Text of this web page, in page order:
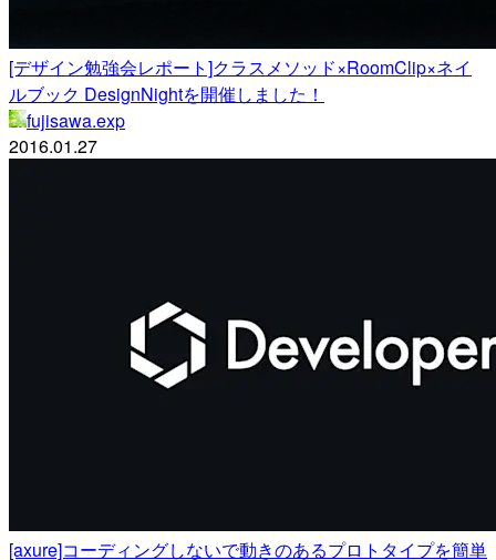
[デザイン勉強会レポート]クラスメソッド×RoomClip×ネイ
ルブック DesignNightを開催しました！
fujisawa.exp
2016.01.27
[axure]コーディングしないで動きのあるプロトタイプを簡単